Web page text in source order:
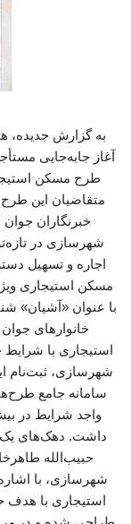
به گزارش جدیده،
آغاز جابه‌جایی
طرح مسکن
متقاضیان این
خبرنگاران
شهرسازی در
اجاره و تسهیل
مسکن استیجاری
با عنوان «آشیان»
خانوارهای
استیجاری با شرایط
سامانه جامع
داشت. دهک‌های یک
حبیب‌الله
شهرسازی، با
استیجاری با هدف